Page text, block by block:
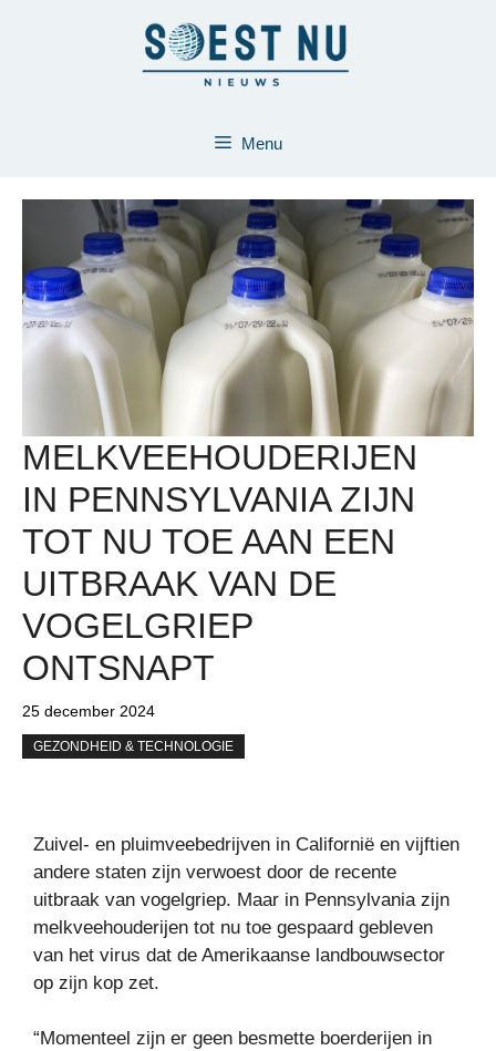
Menu
MELKVEEHOUDERIJEN
IN PENNSYLVANIA ZIJN
TOT NU TOE AAN EEN
UITBRAAK VAN DE
VOGELGRIEP
ONTSNAPT
25 december 2024
GEZONDHEID & TECHNOLOGIE
Zuivel- en pluimveebedrijven in Californië en vijftien
andere staten zijn verwoest door de recente
uitbraak van vogelgriep. Maar in Pennsylvania zijn
melkveehouderijen tot nu toe gespaard gebleven
van het virus dat de Amerikaanse landbouwsector
op zijn kop zet.
“Momenteel zijn er geen besmette boerderijen in